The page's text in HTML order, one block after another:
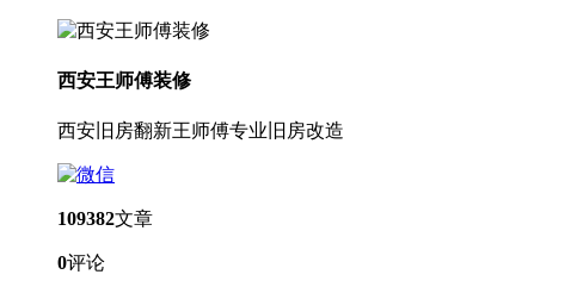
西安王师傅装修
西安旧房翻新王师傅专业旧房改造
109382文章
0评论